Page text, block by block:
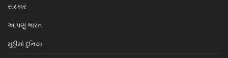
સરકાર
આપણું ભારત
મુઠ્ઠીમાં દુનિયા